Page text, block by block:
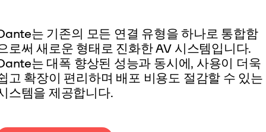
는 기존의 모든 연결 유형을 하나로 통합함
로써 새로운 형태로 진화한 AV 시스템입니다.
는 대폭 향상된 성능과 동시에, 사용이 더욱
고 확장이 편리하며 배포 비용도 절감할 수 있는
스템을 제공합니다.